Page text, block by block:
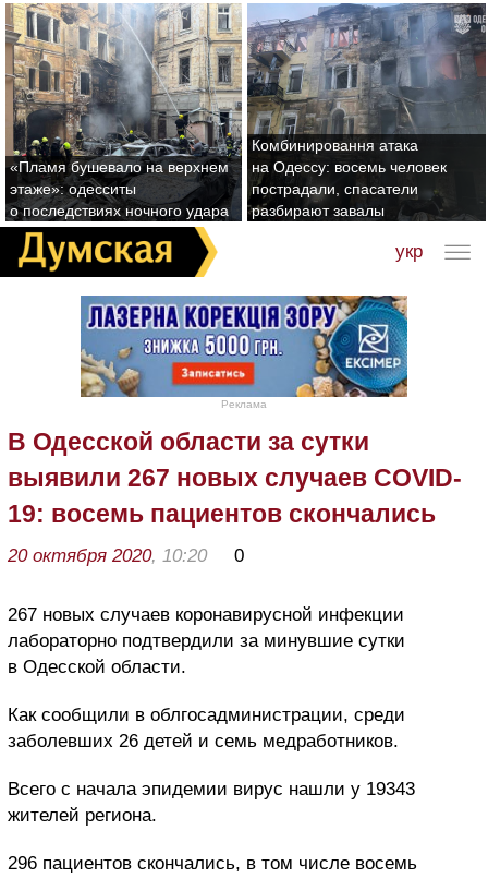
«Пламя бушевало на верхнем
этаже»: одесситы
о последствиях ночного удара
Комбинировання атака
на Одессу: восемь человек
пострадали, спасатели
разбирают завалы
укр
Реклама
В Одесской области за сутки
выявили 267 новых случаев COVID-
19: восемь пациентов скончались
20 октября 2020, 10:20 0
267 новых случаев коронавирусной инфекции
лабораторно подтвердили за минувшие сутки
в Одесской области.
Как сообщили в облгосадминистрации, среди
заболевших 26 детей и семь медработников.
Всего с начала эпидемии вирус нашли у 19343
жителей региона.
296 пациентов скончались, в том числе восемь